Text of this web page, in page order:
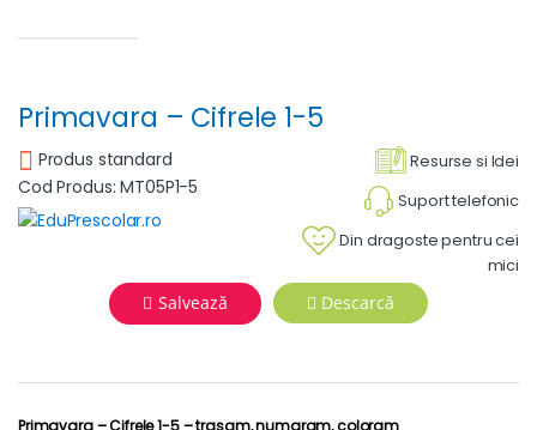
Primavara – Cifrele 1-5
Resurse si Idei
Suport telefonic
Din dragoste pentru cei
mici
Produs standard
Cod Produs: MT05P1-5
Salvează Descarcă